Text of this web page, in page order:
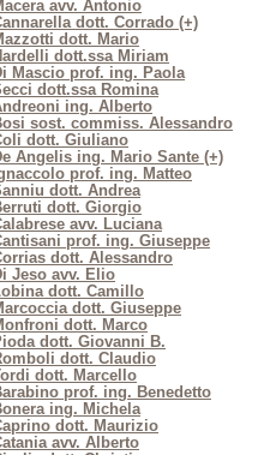
avv. Antonio
dott. Corrado (+)
dott. Mario
dott.ssa Miriam
Mascio prof. ing. Paola
dott.ssa Romina
ing. Alberto
sost. commiss. Alessandro
dott. Giuliano
Angelis ing. Mario Sante (+)
prof. ing. Matteo
dott. Andrea
dott. Giorgio
avv. Luciana
prof. ing. Giuseppe
dott. Alessandro
Jeso avv. Elio
dott. Camillo
dott. Giuseppe
dott. Marco
dott. Giovanni B.
dott. Claudio
dott. Marcello
prof. ing. Benedetto
ing. Michela
dott. Maurizio
avv. Alberto